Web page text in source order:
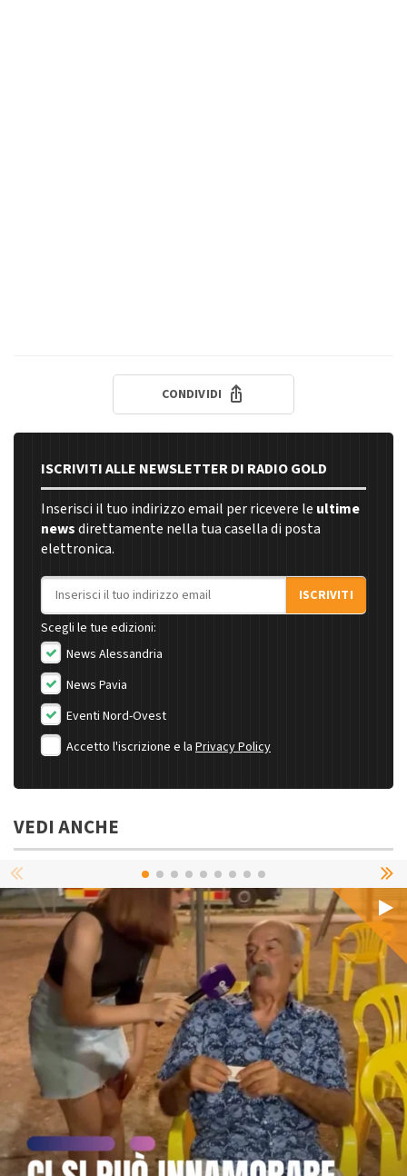
CONDIVIDI
ISCRIVITI ALLE NEWSLETTER DI RADIO GOLD
Inserisci il tuo indirizzo email per ricevere le ultime
newsdirettamente nella tua casella di posta
elettronica.
Indirizzo email
ISCRIVITI
Scegli le tue edizioni:
News Alessandria
News Pavia
Eventi Nord-Ovest
Accetto l'iscrizione e la Privacy Policy
VEDI ANCHE